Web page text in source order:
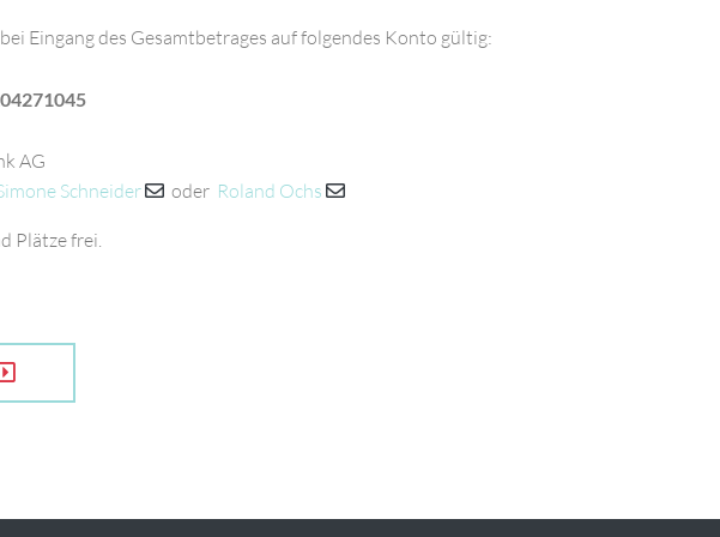
Eingang des Gesamtbetrages auf folgendes Konto gültig:
AG
Schneider oder Roland Ochs
Plätze frei.